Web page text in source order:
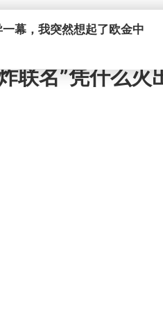
幕，我突然想起了欧金中
联名”凭什么火